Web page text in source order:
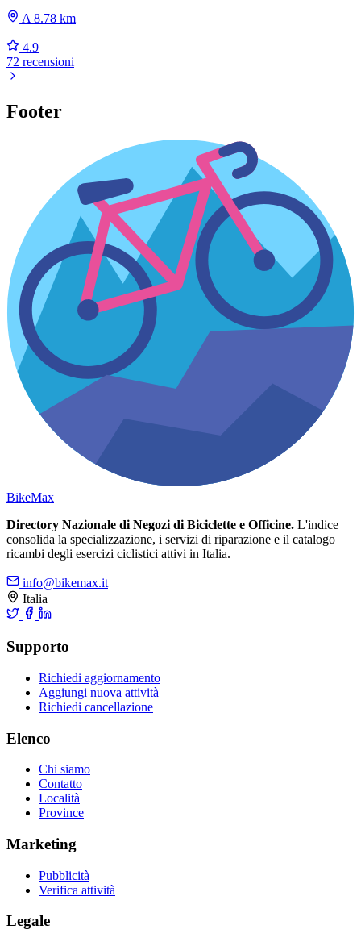
A 8.78 km
4.9
72 recensioni
Footer
BikeMax
Directory Nazionale di Negozi di Biciclette e Officine. L'indice
consolida la specializzazione, i servizi di riparazione e il catalogo
ricambi degli esercizi ciclistici attivi in Italia.
info@bikemax.it
Italia
Supporto
Richiedi aggiornamento
Aggiungi nuova attività
Richiedi cancellazione
Elenco
Chi siamo
Contatto
Località
Province
Marketing
Pubblicità
Verifica attività
Legale